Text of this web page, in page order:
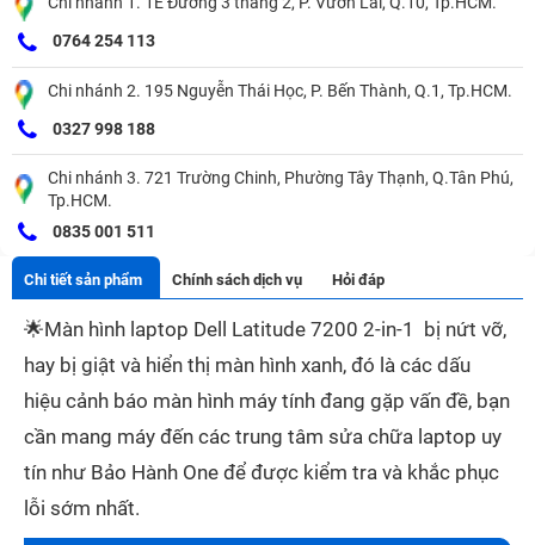
0764 254 113
Chi nhánh 2. 195 Nguyễn Thái Học, P. Bến Thành, Q.1, Tp.HCM.
0327 998 188
Chi nhánh 3. 721 Trường Chinh, Phường Tây Thạnh, Q.Tân Phú,
Tp.HCM.
0835 001 511
Chi tiết sản phẩm Chính sách dịch vụ Hỏi đáp
🌟Màn hình laptop Dell Latitude 7200 2-in-1 bị nứt vỡ,
hay bị giật và hiển thị màn hình xanh, đó là các dấu
hiệu cảnh báo màn hình máy tính đang gặp vấn đề, bạn
cần mang máy đến các trung tâm sửa chữa laptop uy
tín như Bảo Hành One để được kiểm tra và khắc phục
lỗi sớm nhất.